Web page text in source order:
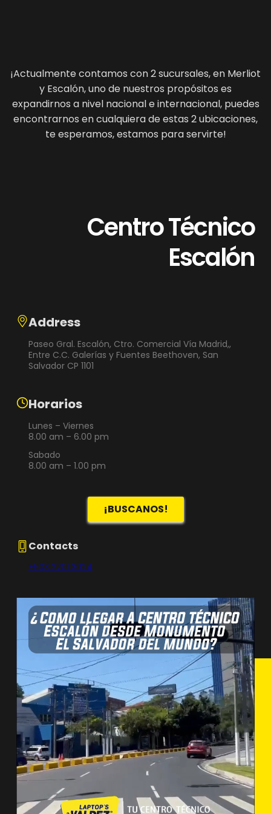
¡Actualmente contamos con 2 sucursales, en Merliot
y Escalón, uno de nuestros propósitos es
expandirnos a nivel nacional e internacional, puedes
encontrarnos en cualquiera de estas 2 ubicaciones,
te esperamos, estamos para servirte!
Centro Técnico
Escalón
Address
Paseo Gral. Escalón, Ctro. Comercial Vía Madrid,,
Entre C.C. Galerías y Fuentes Beethoven, San
Salvador CP 1101
Horarios
Lunes – Viernes
8.00 am – 6.00 pm
Sabado
8.00 am – 1.00 pm
¡BUSCANOS!
Contacts
+503 2201 3024